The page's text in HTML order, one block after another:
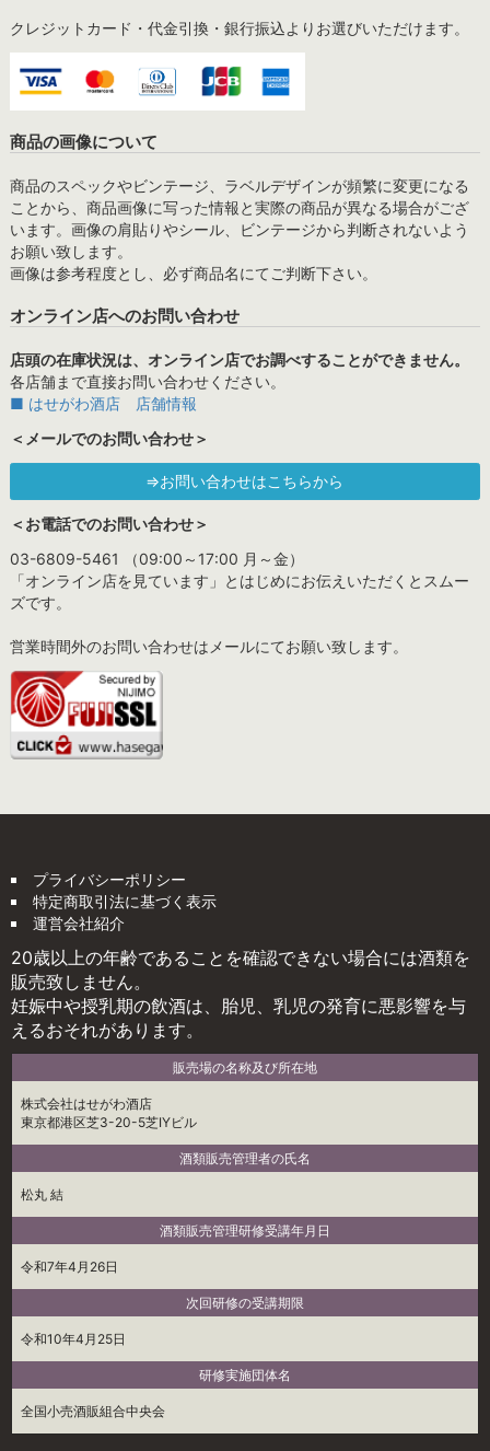
クレジットカード・代金引換・銀行振込よりお選びいただけます。
商品の画像について
商品のスペックやビンテージ、ラベルデザインが頻繁に変更になる
ことから、商品画像に写った情報と実際の商品が異なる場合がござ
います。画像の肩貼りやシール、ビンテージから判断されないよう
お願い致します。
画像は参考程度とし、必ず商品名にてご判断下さい。
オンライン店へのお問い合わせ
店頭の在庫状況は、オンライン店でお調べすることができません。
各店舗まで直接お問い合わせください。
■ はせがわ酒店 店舗情報
＜メールでのお問い合わせ＞
⇒お問い合わせはこちらから
＜お電話でのお問い合わせ＞
03-6809-5461 （09:00～17:00 月～金）
「オンライン店を見ています」とはじめにお伝えいただくとスムー
ズです。
営業時間外のお問い合わせはメールにてお願い致します。
プライバシーポリシー
特定商取引法に基づく表示
運営会社紹介
20歳以上の年齢であることを確認できない場合には酒類を
販売致しません。
妊娠中や授乳期の飲酒は、胎児、乳児の発育に悪影響を与
えるおそれがあります。
販売場の名称及び所在地
株式会社はせがわ酒店
東京都港区芝3-20-5芝IYビル
酒類販売管理者の氏名
松丸 結
酒類販売管理研修受講年月日
令和7年4月26日
次回研修の受講期限
令和10年4月25日
研修実施団体名
全国小売酒販組合中央会